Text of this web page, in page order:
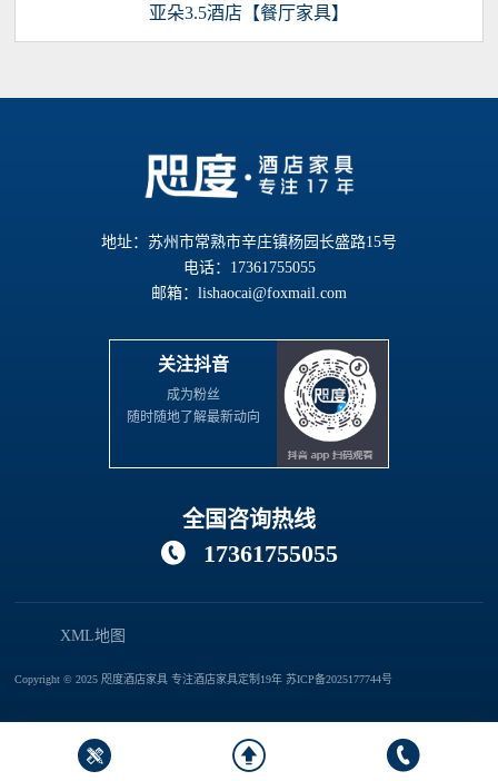
  
亚朵3.5酒店【餐厅家具】
地址：苏州市常熟市辛庄镇杨园长盛路15号
电话：17361755055
邮箱：lishaocai@foxmail.com
关注抖音
成为粉丝
随时随地了解最新动向
全国咨询热线

17361755055
XML地图
Copyright © 2025 咫度酒店家具 专注酒店家具定制19年苏ICP备2025177744号